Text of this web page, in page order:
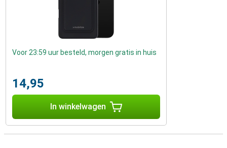
Voor 23:59 uur besteld, morgen gratis in huis
14,95
In winkelwagen